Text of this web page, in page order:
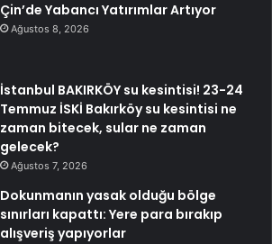
Çin’de Yabancı Yatırımlar Artıyor
Ağustos 8, 2026
İstanbul BAKIRKÖY su kesintisi! 23-24
Temmuz İSKİ Bakırköy su kesintisi ne
zaman bitecek, sular ne zaman
gelecek?
Ağustos 7, 2026
Dokunmanın yasak olduğu bölge
sınırları kapattı: Yere para bırakıp
alışveriş yapıyorlar